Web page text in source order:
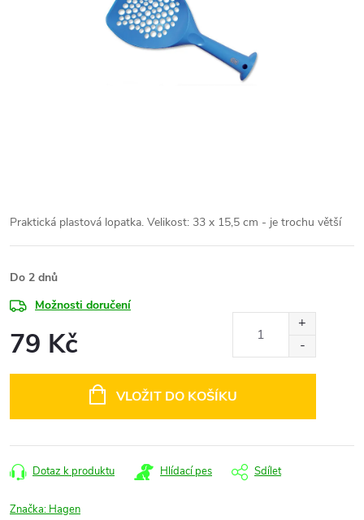
Praktická plastová lopatka. Velikost: 33 x 15,5 cm - je trochu větší
Do 2 dnů
Možnosti doručení
79 Kč
VLOŽIT DO KOŠÍKU
Dotaz k produktu Hlídací pes Sdílet
Značka: Hagen